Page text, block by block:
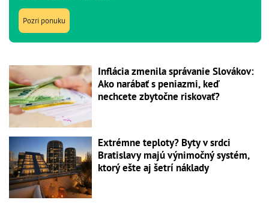
Pozri ponuku
Inflácia zmenila správanie Slovákov:
Ako narábať s peniazmi, keď
nechcete zbytočne riskovať?
Extrémne teploty? Byty v srdci
Bratislavy majú výnimočný systém,
ktorý ešte aj šetrí náklady